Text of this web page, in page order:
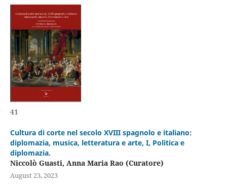
41
Cultura di corte nel secolo XVIII spagnolo e italiano:
diplomazia, musica, letteratura e arte, I, Politica e
diplomazia.
Niccolò Guasti, Anna Maria Rao (Curatore)
August 23, 2023